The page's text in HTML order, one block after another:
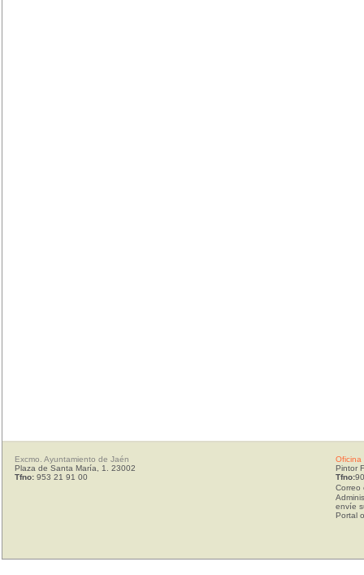
Excmo. Ayuntamiento de Jaén
Plaza de Santa María, 1. 23002
Tfno: 953 21 91 00
Oficina
Pintor
Tfno:
Correo
envíe
Portal